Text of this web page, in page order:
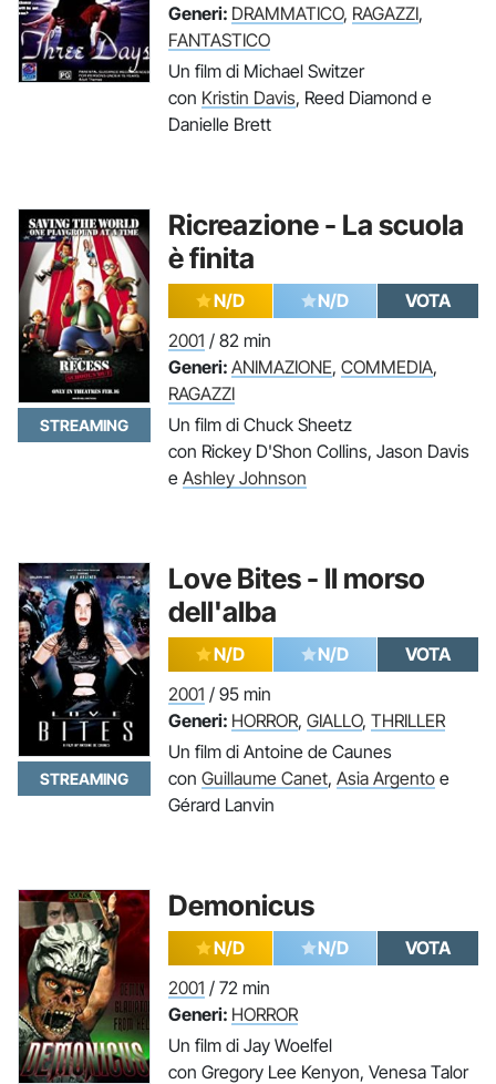
Generi: DRAMMATICO, RAGAZZI,
FANTASTICO
Un film di Michael Switzer
con Kristin Davis, Reed Diamond e
Danielle Brett
Ricreazione - La scuola
è finita
STREAMING
N/D N/D
VOTA
2001 / 82 min
Generi: ANIMAZIONE, COMMEDIA,
RAGAZZI
Un film di Chuck Sheetz
con Rickey D'Shon Collins, Jason Davis
e Ashley Johnson
Love Bites - Il morso
dell'alba
STREAMING
N/D N/D
VOTA
2001 / 95 min
Generi: HORROR, GIALLO, THRILLER
Un film di Antoine de Caunes
con Guillaume Canet, Asia Argento e
Gérard Lanvin
Demonicus
N/D N/D
VOTA
2001 / 72 min
Generi: HORROR
Un film di Jay Woelfel
con Gregory Lee Kenyon, Venesa Talor